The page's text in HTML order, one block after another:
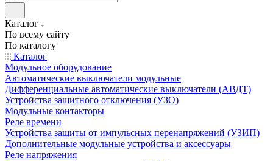
Каталог
По всему сайту
По каталогу
Каталог
Модульное оборудование
Автоматические выключатели модульные
Дифференциальные автоматические выключатели (АВДТ)
Устройства защитного отключения (УЗО)
Модульные контакторы
Реле времени
Устройства защиты от импульсных перенапряжений (УЗИП)
Дополнительные модульные устройства и аксессуары
Реле напряжения